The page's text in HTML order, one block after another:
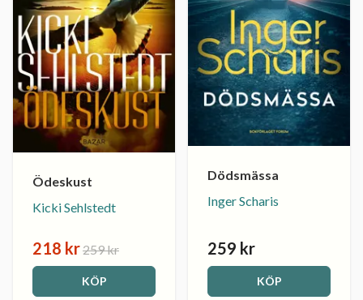
Ödeskust
Kicki Sehlstedt
218 kr259 kr
KÖP
Dödsmässa
Inger Scharis
259 kr
KÖP